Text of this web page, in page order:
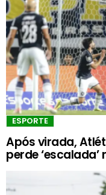
ESPORTE
Após virada,
perde